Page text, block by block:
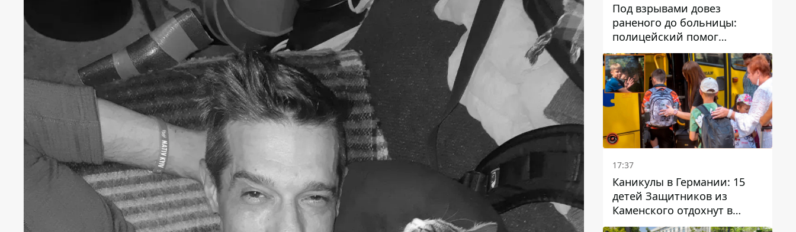
Под взрывами довез
раненого до больницы:
полицейский помог
пострадавшему после атаки
на Каменский район
17:37
Каникулы в Германии: 15
детей Защитников из
Каменского отдохнут в
Вуппертале